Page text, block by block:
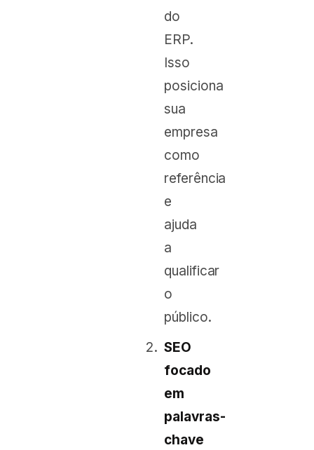
do
ERP.
Isso
posiciona
sua
empresa
como
referência
e
ajuda
a
qualificar
o
público.
SEO
focado
em
palavras-
chave